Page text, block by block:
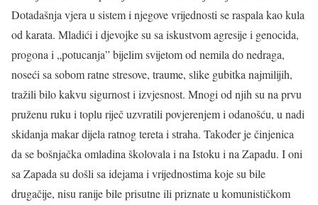
Dotadašnja vjera u sistem i njegove vrijednosti se raspala kao kula
od karata. Mladići i djevojke su sa iskustvom agresije i genocida,
progona i „potucanja” bijelim svijetom od nemila do nedraga,
noseći sa sobom ratne stresove, traume, slike gubitka najmilijih,
tražili bilo kakvu sigurnost i izvjesnost. Mnogi od njih su na prvu
pruženu ruku i toplu riječ uzvratili povjerenjem i odanošću, u nadi
skidanja makar dijela ratnog tereta i straha. Također je činjenica
da se bošnjačka omladina školovala i na Istoku i na Zapadu. I oni
sa Zapada su došli sa idejama i vrijednostima koje su bile
drugačije, nisu ranije bile prisutne ili priznate u komunističkom